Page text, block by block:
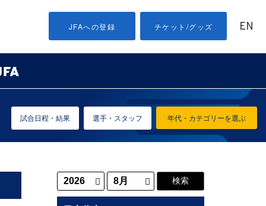
JFAへの登録 チケット/グッズ EN
年代・カテゴリーを選ぶ
試合日程・結果 選手・スタッフ